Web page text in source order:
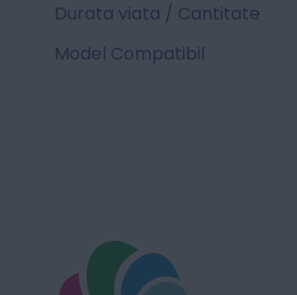
Durata viata / Cantitate
Model Compatibil